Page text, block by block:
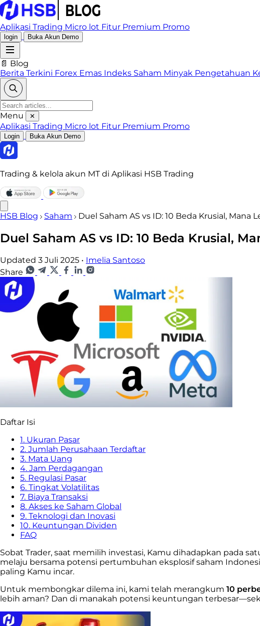
Aplikasi Trading Micro lot Fitur Premium Promo
login Buka Akun Demo
📄 Blog
Berita Terkini Forex Emas Indeks Saham Minyak Pengetahuan
Menu ✕
Aplikasi Trading Micro lot Fitur Premium Promo
Login Buka Akun Demo
Trading & kelola akun MT di Aplikasi HSB Trading
HSB Blog Saham Duel Saham AS vs ID: 10 Beda Krusial, Mana
Duel Saham AS vs ID: 10 Beda Krusial,
Updated 3 Juli 2025 • Imelia Santoso
Share
Daftar Isi
1. Ukuran Pasar
2. Jumlah Perusahaan Terdaftar
3. Mata Uang
4. Jam Perdagangan
5. Regulasi Pasar
6. Tingkat Volatilitas
7. Biaya Transaksi
8. Akses ke Saham Global
9. Teknologi dan Inovasi
10. Keuntungan Dividen
FAQ
Sobat Trader, saat memilih investasi, Kamu dihadapkan pada
melaju bersama potensi pertumbuhan eksplosif saham
paling Kamu incar.
Untuk membongkar dilema ini, kami telah merangkum 10
lebih aman? Dan di manakah potensi keuntungan